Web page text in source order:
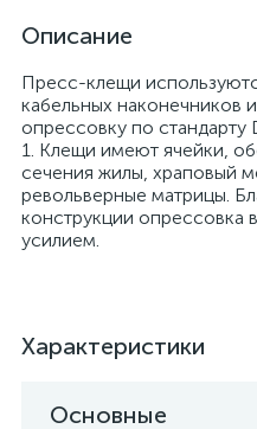
Описание
Пресс-клещи
кабельных наконечников
опрессовку по
1. Клещи имеют ячейки,
сечения жилы, храповый
револьверные матрицы.
конструкции опрессовка
усилием.
Характеристики
Основные